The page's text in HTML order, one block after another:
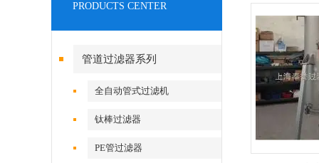
PRODUCTS CENTER
管道过滤器系列
全自动管式过滤机
钛棒过滤器
PE管过滤器